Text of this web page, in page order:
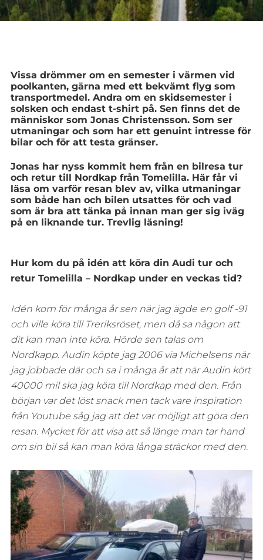
Vissa drömmer om en semester i värmen vid
poolkanten, gärna med ett bekvämt flyg som
transportmedel. Andra om en skidsemester i
solsken och endast t-shirt på. Sen finns det de
människor som Jonas Christensson. Som ser
utmaningar och som har ett genuint intresse för
bilar och för att testa gränser.
Jonas har nyss kommit hem från en bilresa tur
och retur till Nordkap från Tomelilla. Här får vi
läsa om varför resan blev av, vilka utmaningar
som både han och bilen utsattes för och vad
som är bra att tänka på innan man ger sig iväg
på en liknande tur. Trevlig läsning!
Hur kom du på idén att köra din Audi tur och
retur Tomelilla – Nordkap under en veckas tid?
Idén kom för många år sen när jag ägde en golf -91
och ville köra till Treriksröset, men då sa någon att
dit kan man inte köra. Hörde sen talas om
Nordkapp. Audin köpte jag 2006 via Michelsens när
jag jobbade där och sa i många år att när Audin kört
40000 mil ska jag köra till Nordkap med den. Från
början var det löst snack men tack vare inspiration
från Youtube såg jag att det var möjligt att göra den
resan. Mycket för att visa att så länge man tar hand
om sin bil så kan man köra långa sträckor med den.